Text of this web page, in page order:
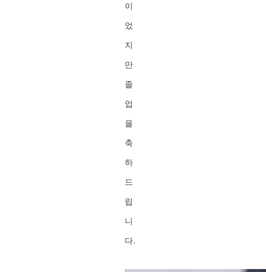
이
었
지
만
졸
업
을
축
하
드
립
니
다.